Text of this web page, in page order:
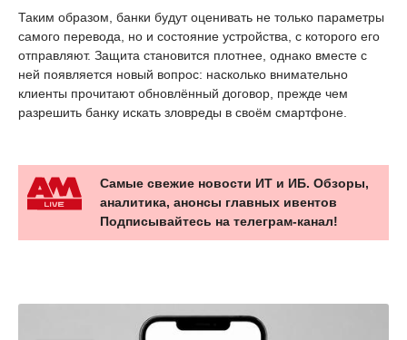
Таким образом, банки будут оценивать не только параметры
самого перевода, но и состояние устройства, с которого его
отправляют. Защита становится плотнее, однако вместе с
ней появляется новый вопрос: насколько внимательно
клиенты прочитают обновлённый договор, прежде чем
разрешить банку искать зловреды в своём смартфоне.
Самые свежие новости ИТ и ИБ. Обзоры,
аналитика, анонсы главных ивентов
Подписывайтесь на телеграм-канал!